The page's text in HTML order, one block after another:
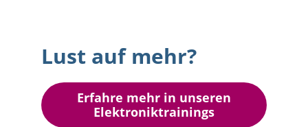
Lust auf mehr?
Erfahre mehr in unseren
Elektroniktrainings